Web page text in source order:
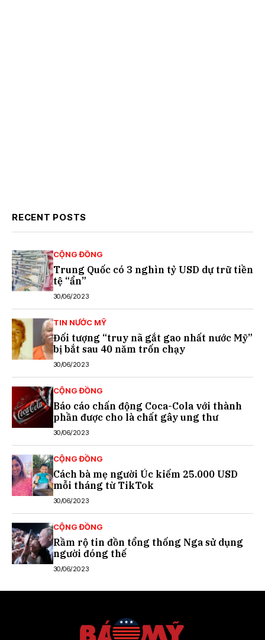
RECENT POSTS
CỘNG ĐỒNG
Trung Quốc có 3 nghìn tỷ USD dự trữ tiền
tệ “ẩn”
30/06/2023
TIN NƯỚC MỸ
Đối tượng “truy nã gắt gao nhất nước Mỹ”
bị bắt sau 40 năm trốn chạy
30/06/2023
CỘNG ĐỒNG
Báo cáo chấn động Coca-Cola với thành
phần được cho là chất gây ung thư
30/06/2023
CỘNG ĐỒNG
Cách bà mẹ người Úc kiếm 25.000 USD
mỗi tháng từ TikTok
30/06/2023
CỘNG ĐỒNG
Rầm rộ tin đồn tổng thống Nga sử dụng
người đóng thế
30/06/2023